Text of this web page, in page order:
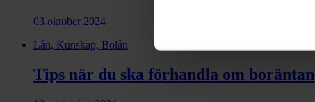
03 oktober 2024
Lån, Kunskap, Bolån
Tips när du ska förhandla om boräntan